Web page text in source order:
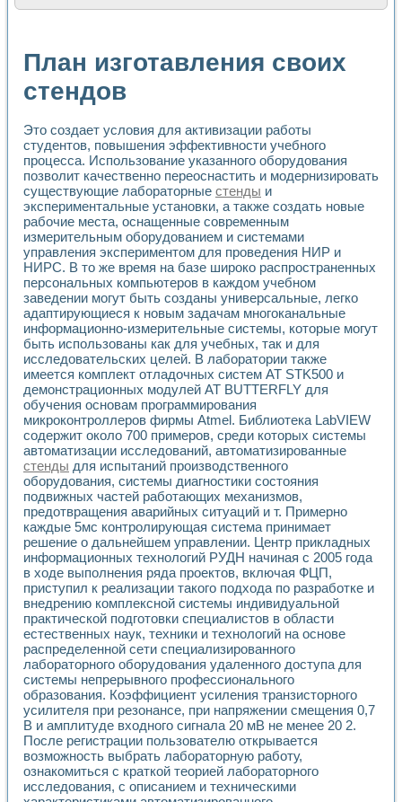
Расчет переноса аэрозоля и выпадения осадка в
Применение NI VISION для геометрического анализа в
Управление движением с помощью программно -
Система управления асинхронным тиристорным
Лазерный профилометр
Применение средств NATIONAL INSTRUMENTS для
Разработка автоматизированного стенда для
Автоматизированный стенд рентгеновской диагностики
Высокочувствительные оптоэлектронные
Установка для измерения диэлектрических свойств
Исследование кинетики зарождения и развития
Лабораторный электрический импедансный томограф на
Микрозондовая система для характеризации
Метод траекторий в исследовании
Промышленная автоматизация
Автоматизация технологических процессов получения
Использование систем технического зрения для контроля
Исследование электромагнитных переходных процессов
Применение LabVIEW при разработке обучающих
Разработка виртуальных тренажеров путем
Система блокировок, сигнализации и защиты ускорителя
Система сбора данных и управления процессом
Управление температурой газовой среды специальной
Разработка программного обеспечения с
Использование технологий NATIONAL INSTRUMENTS
Оборудование для промышленной термотрансферной
Автоматизация реометрических исследований на базе
Применение измерителя иммитанса для исследова¬ния
Исследование электромагнитных переходных процессов
Стенд для исследования электрических переходных
Автоматизация контроля сварных швов на базе
Измерительный контроль с применением
Моделирование надежности и эффективности систем
Лабораторные практикумы и учебные стенды
Автоматизация лабораторного стенда по измерению
Автоматизированные лабораторные комплексы для
Виртуальный прибор для исследования нелинейных
Использование виртуальных приборов в процесе
Использование программ ELECTRONICS WORKBENCH-
Лабораторный практикум по дисциплине «Цифровые
Лабораторный практикум по ИНС на основе LabVIEW
Лабораторный практикум по основам теории коммутации
Опыт использования NI LabVIEW для создания
План изготавления своих
стендов
Это создает условия для активизации работы
студентов, повышения эффективности учебного
процесса. Использование указанного оборудования
позволит качественно переоснастить и модернизировать
существующие лабораторные стенды и
экспериментальные установки, а также создать новые
рабочие места, оснащенные современным
измерительным оборудованием и системами
управления экспериментом для проведения НИР и
НИРС. В то же время на базе широко распространенных
персональных компьютеров в каждом учебном
заведении могут быть созданы универсальные, легко
адаптирующиеся к новым задачам многоканальные
информационно-измерительные системы, которые могут
быть использованы как для учебных, так и для
исследовательских целей. В лаборатории также
имеется комплект отладочных систем AT STK500 и
демонстрационных модулей AT BUTTERFLY для
обучения основам программирования
микроконтроллеров фирмы Atmel. Библиотека LabVIEW
содержит около 700 примеров, среди которых системы
автоматизации исследований, автоматизированные
стенды для испытаний производственного
оборудования, системы диагностики состояния
подвижных частей работающих механизмов,
предотвращения аварийных ситуаций и т. Примерно
каждые 5мс контролирующая система принимает
решение о дальнейшем управлении. Центр прикладных
информационных технологий РУДН начиная с 2005 года
в ходе выполнения ряда проектов, включая ФЦП,
приступил к реализации такого подхода по разработке и
внедрению комплексной системы индивидуальной
практической подготовки специалистов в области
естественных наук, техники и технологий на основе
распределенной сети специализированного
лабораторного оборудования удаленного доступа для
системы непрерывного профессионального
образования. Коэффициент усиления транзисторного
усилителя при резонансе, при напряжении смещения 0,7
В и амплитуде входного сигнала 20 мВ не менее 20 2.
После регистрации пользователю открывается
возможность выбрать лабораторную работу,
ознакомиться с краткой теорией лабораторного
исследования, с описанием и техническими